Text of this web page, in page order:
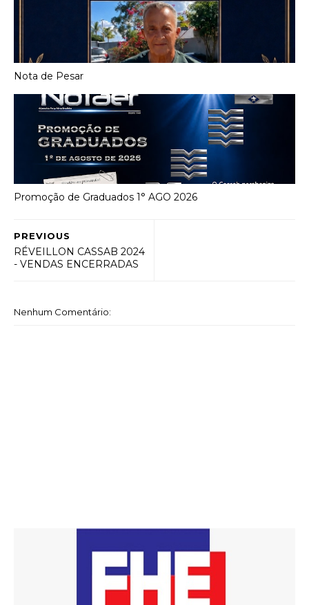
Nota de Pesar
Promoção de Graduados 1° AGO 2026
PREVIOUS
RÉVEILLON CASSAB 2024
- VENDAS ENCERRADAS
Nenhum Comentário: